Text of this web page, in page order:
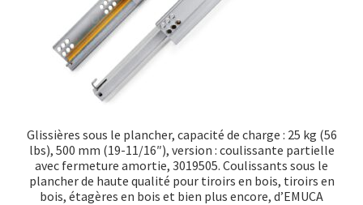
Glissières sous le plancher, capacité de charge : 25 kg (56
lbs), 500 mm (19-11/16″), version : coulissante partielle
avec fermeture amortie, 3019505. Coulissants sous le
plancher de haute qualité pour tiroirs en bois, tiroirs en
bois, étagères en bois et bien plus encore, d’EMUCA